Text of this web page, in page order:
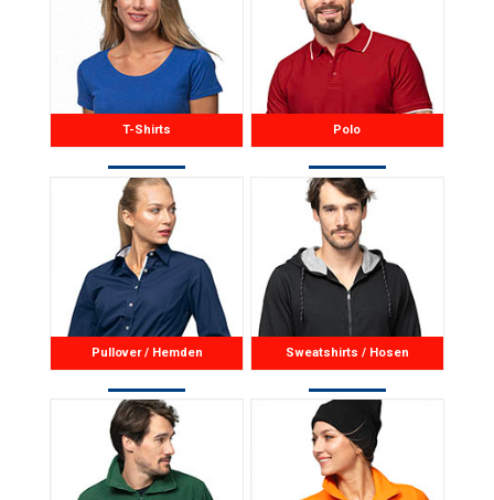
T-Shirts Polo
Pullover / Hemden Sweatshirts / Hosen